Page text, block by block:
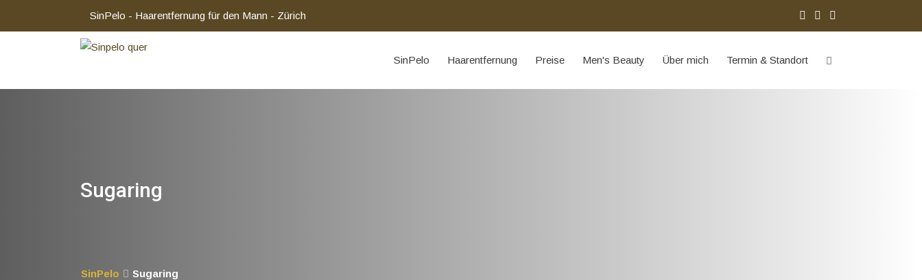
SinPelo - Haarentfernung für den Mann - Zürich
SinPelo Haarentfernung Preise Men's Beauty Über mich Termin & Standort
Sugaring
SinPelo Sugaring